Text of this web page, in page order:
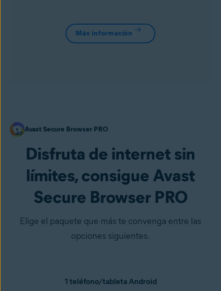
Más información
Avast Secure Browser PRO
Disfruta de internet sin
límites, consigue Avast
Secure Browser PRO
Elige el paquete que más te convenga entre las
opciones siguientes.
1 teléfono/tableta Android